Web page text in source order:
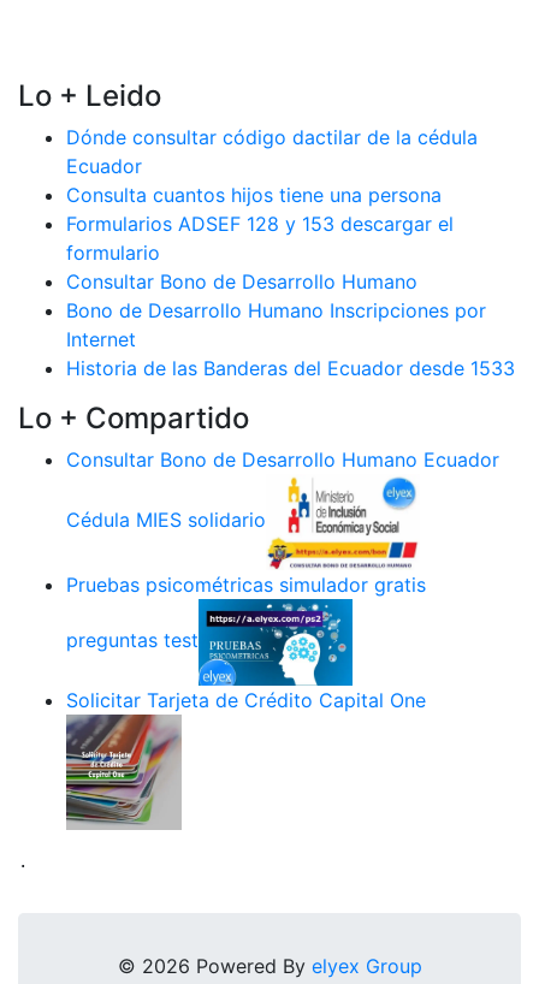
Lo + Leido
Dónde consultar código dactilar de la cédula
Ecuador
Consulta cuantos hijos tiene una persona
Formularios ADSEF 128 y 153 descargar el
formulario
Consultar Bono de Desarrollo Humano
Bono de Desarrollo Humano Inscripciones por
Internet
Historia de las Banderas del Ecuador desde 1533
Lo + Compartido
Consultar Bono de Desarrollo Humano Ecuador
Cédula MIES solidario
Pruebas psicométricas simulador gratis
preguntas test
Solicitar Tarjeta de Crédito Capital One
.
© 2026 Powered By elyex Group